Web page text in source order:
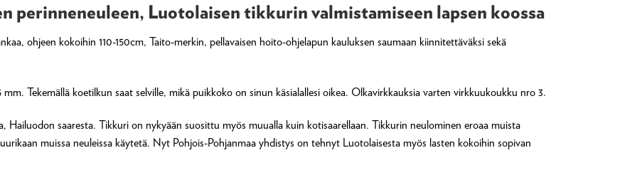
perinneneuleen, Luotolaisen tikkurin valmistamiseen lapsen koossa
ohjeen kokoihin 110-150cm, Taito-merkin, pellavaisen hoito-ohjelapun kauluksen saumaan kiinnitettäväksi sekä
Tekemällä koetilkun saat selville, mikä puikkoko on sinun käsialallesi oikea. Olkavirkkauksia varten virkkuukoukku nro 3.
saaresta. Tikkuri on nykyään suosittu myös muualla kuin kotisaarellaan. Tikkurin neulominen eroaa muista
muissa neuleissa käytetä. Nyt Pohjois-Pohjanmaa yhdistys on tehnyt Luotolaisesta myös lasten kokoihin sopivan